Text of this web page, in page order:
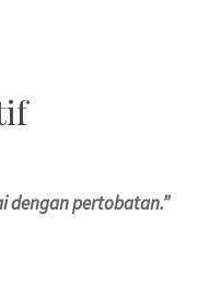
dengan pertobatan.”